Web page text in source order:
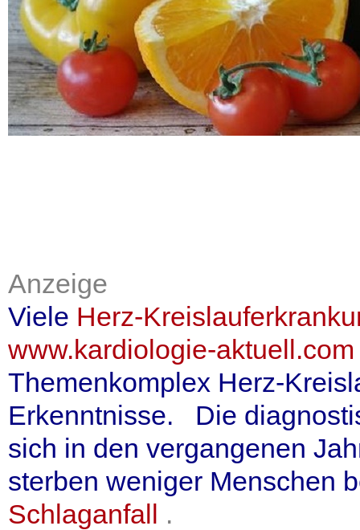
Anzeige
Viele Herz-
www.kardiologie-aktuell.com
Themenkomplex Herz-
Erkenntnisse. Die
sich in den vergangenen
sterben weniger Menschen
Schlaganfall .